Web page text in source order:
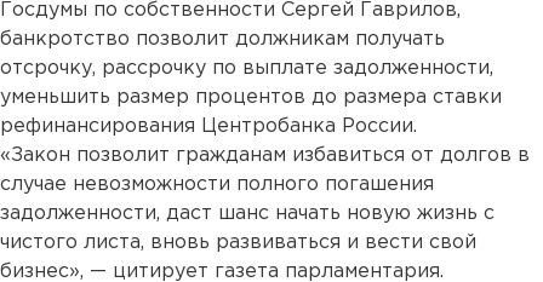
Госдумы по собственности Сергей Гаврилов,
банкротство позволит должникам получать
отсрочку, рассрочку по выплате задолженности,
уменьшить размер процентов до размера ставки
рефинансирования Центробанка России.
«Закон позволит гражданам избавиться от долгов в
случае невозможности полного погашения
задолженности, даст шанс начать новую жизнь с
чистого листа, вновь развиваться и вести свой
бизнес», — цитирует газета парламентария.